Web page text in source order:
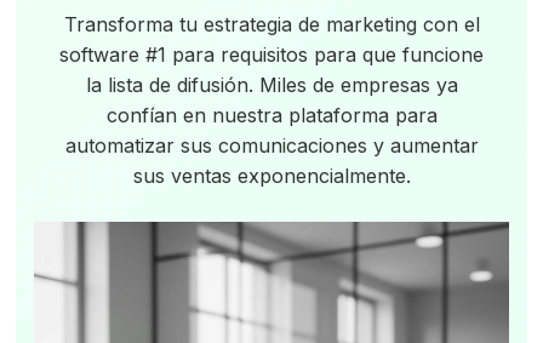
Transforma tu estrategia de marketing con el
software #1 para requisitos para que funcione
la lista de difusión. Miles de empresas ya
confían en nuestra plataforma para
automatizar sus comunicaciones y aumentar
sus ventas exponencialmente.